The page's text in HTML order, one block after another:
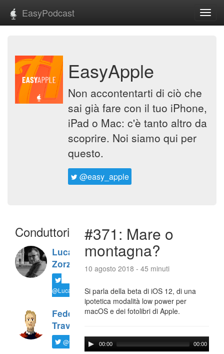
EasyPodcast
EasyApple
Non accontentarti di ciò che
sai già fare con il tuo iPhone,
iPad o Mac: c'è tanto altro da
scoprire. Noi siamo qui per
questo.
@easy_apple
Conduttori
Luca
Zorzi
@LucaTNT
Federico
Travaini
@ftrava
#371: Mare o
montagna?
10 agosto 2018 - 45 minuti
Si parla della beta di iOS 12, di una
ipotetica modalità low power per
macOS e dei fotolibri di Apple.
00:00 00:00